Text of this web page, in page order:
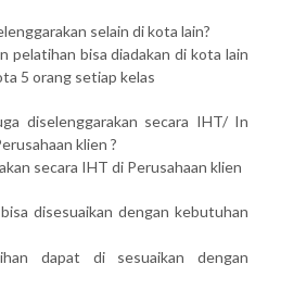
selain di kota lain?
pelatihan bisa diadakan di kota lain
5 orang setiap kelas
diselenggarakan secara IHT/ In
klien ?
secara IHT di Perusahaan klien
disesuaikan dengan kebutuhan
dapat di sesuaikan dengan